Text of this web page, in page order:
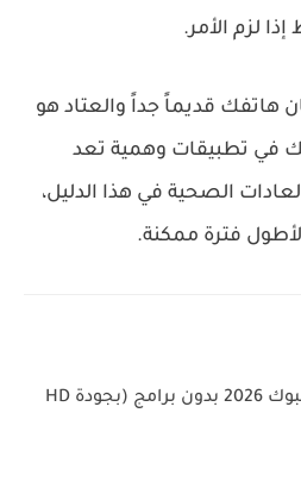
لزم الأمر.
هاتفك قديماً جداً والعتاد هو
في تطبيقات وهمية تعد
الصحية في هذا الدليل،
فترة ممكنة.
تحميل فيديو من فيسبوك 2026 بدون برامج (بجودة HD